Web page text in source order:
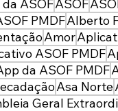
da ASOFASOF
PMDFAlberto
Amor
ASOF PMDF
da ASOF PMDF
Asa Norte
policial militar